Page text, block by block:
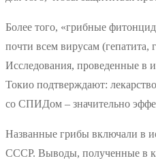
Более того, «грибные
почти всем вирусам (гепатита,
Исследования, проведенные в
Токио подтверждают:
со СПИДом – значительно
Названные грибы включали в
СССР. Выводы, полученные в